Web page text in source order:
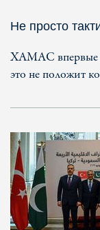
Не просто
ХАМАС впервые
это не положит